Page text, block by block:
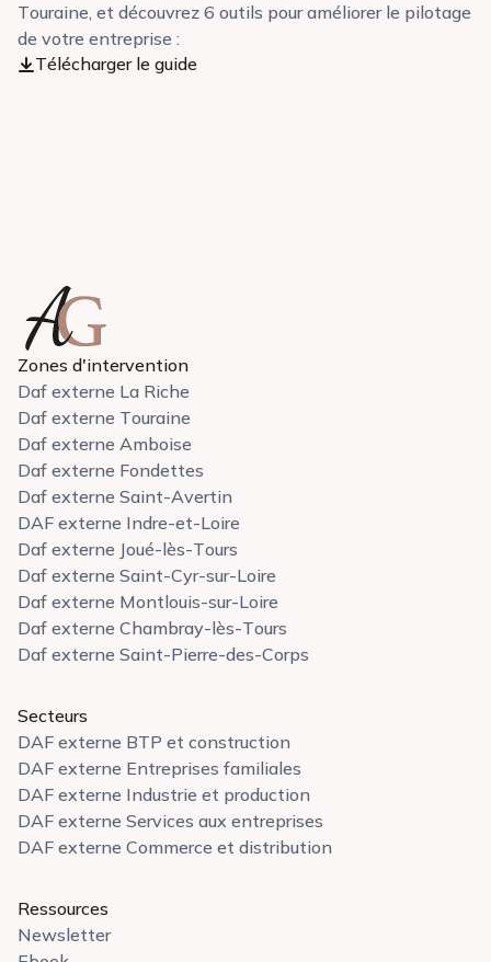
Touraine, et découvrez 6 outils pour améliorer le pilotage
de votre entreprise :
Télécharger le guide
Zones d'intervention
Daf externe La Riche
Daf externe Touraine
Daf externe Amboise
Daf externe Fondettes
Daf externe Saint-Avertin
DAF externe Indre-et-Loire
Daf externe Joué-lès-Tours
Daf externe Saint-Cyr-sur-Loire
Daf externe Montlouis-sur-Loire
Daf externe Chambray-lès-Tours
Daf externe Saint-Pierre-des-Corps
Secteurs
DAF externe BTP et construction
DAF externe Entreprises familiales
DAF externe Industrie et production
DAF externe Services aux entreprises
DAF externe Commerce et distribution
Ressources
Newsletter